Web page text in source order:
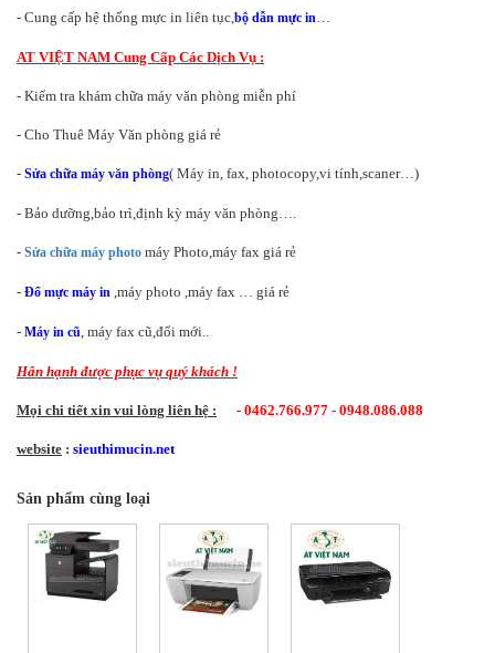
- Cung cấp hệ thống mực in liên tục, bộ dẫn mực in
AT VIỆT NAM Cung Cấp Các Dịch Vụ :
- Kiểm tra khám chữa máy văn phòng miễn phí
- Cho Thuê Máy Văn phòng giá rẻ
- Sửa chữa máy văn phòng( Máy in, fax, photocopy,vi tính,scaner…)
- Bảo dưỡng,bảo trì,định kỳ máy văn phòng….
- Sửa chữa máy photo máy Photo,máy fax giá rẻ
- Đổ mực máy in ,máy photo ,máy fax … giá rẻ
- Máy in cũ , máy fax cũ,đổi mới..
Hân hạnh được phục vụ quý khách !
Mọi chi tiết xin vui lòng liên hệ : - 0462.766.977 - 0948.086.088
website : sieuthimucin.net
Sản phẩm cùng loại